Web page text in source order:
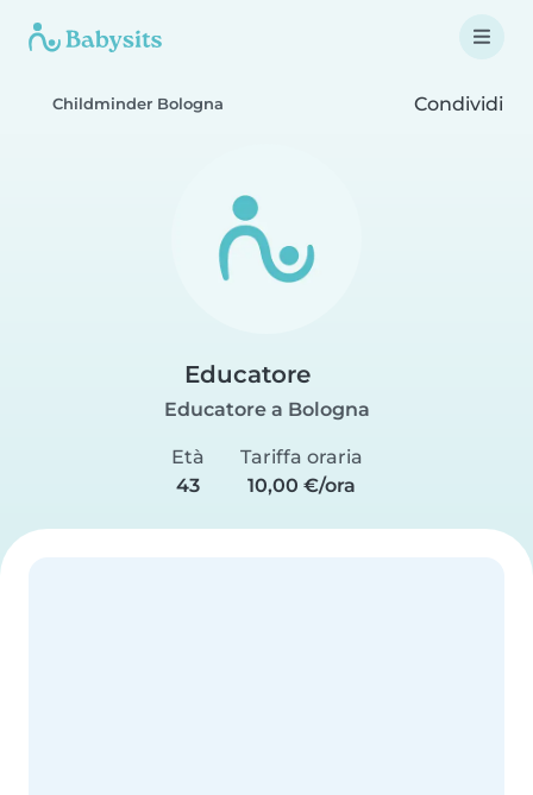
Childminder Bologna Condividi
Educatore
Educatore a Bologna
Età
43
Tariffa oraria
10,00 €/ora